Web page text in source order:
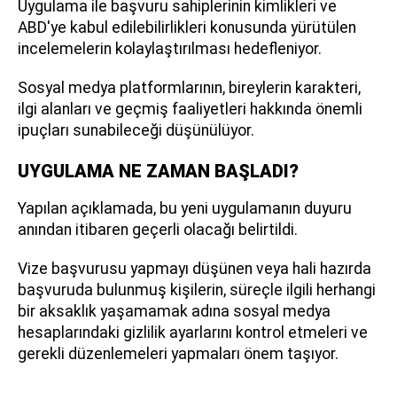
Uygulama ile başvuru sahiplerinin kimlikleri ve
ABD'ye kabul edilebilirlikleri konusunda yürütülen
incelemelerin kolaylaştırılması hedefleniyor.
Sosyal medya platformlarının, bireylerin karakteri,
ilgi alanları ve geçmiş faaliyetleri hakkında önemli
ipuçları sunabileceği düşünülüyor.
UYGULAMA NE ZAMAN BAŞLADI?
Yapılan açıklamada, bu yeni uygulamanın duyuru
anından itibaren geçerli olacağı belirtildi.
Vize başvurusu yapmayı düşünen veya hali hazırda
başvuruda bulunmuş kişilerin, süreçle ilgili herhangi
bir aksaklık yaşamamak adına sosyal medya
hesaplarındaki gizlilik ayarlarını kontrol etmeleri ve
gerekli düzenlemeleri yapmaları önem taşıyor.